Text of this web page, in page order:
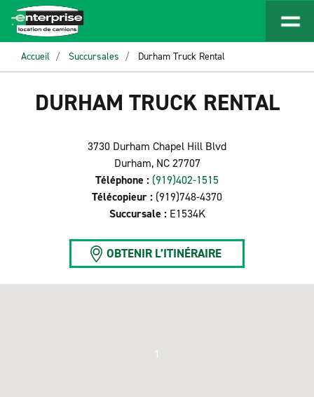
Accueil Succursales Durham Truck Rental
DURHAM TRUCK RENTAL
3730 Durham Chapel Hill Blvd
Durham, NC 27707
Téléphone : (919)402-1515
Télécopieur : (919)748-4370
Succursale : E1534K
OBTENIR L’ITINÉRAIRE
1